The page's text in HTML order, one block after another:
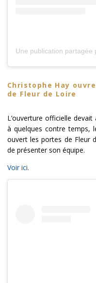
Christophe Hay
de Fleur de Loire
L’ouverture officielle
à quelques contre temps,
ouvert les portes de Fleur
de présenter son équipe.
Voir ici.